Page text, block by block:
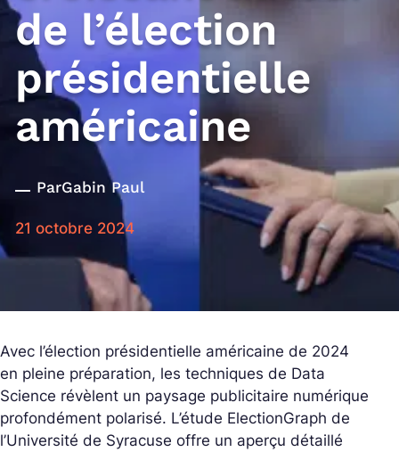
de l’élection
présidentielle
américaine
ParGabin Paul
21 octobre 2024
Avec l’élection présidentielle américaine de 2024
en pleine préparation, les techniques de Data
Science révèlent un paysage publicitaire numérique
profondément polarisé. L’étude ElectionGraph de
l’Université de Syracuse offre un aperçu détaillé